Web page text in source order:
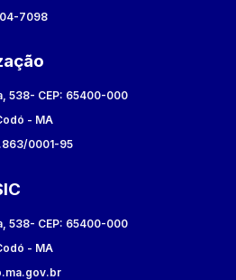
7098
538- CEP: 65400-000
- MA
0001-95
538- CEP: 65400-000
- MA